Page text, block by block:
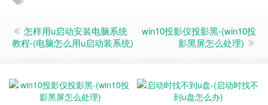
动u盘字符
6. 一些步骤方案
2打开试试中毒在资源管理器中，隐藏了源文件，你可以看到
怎样用u启动安装电脑系统
教程-(电脑怎么用u启动装系统)
win10投影仪投影黑-(win10投
影黑屏怎么处理)